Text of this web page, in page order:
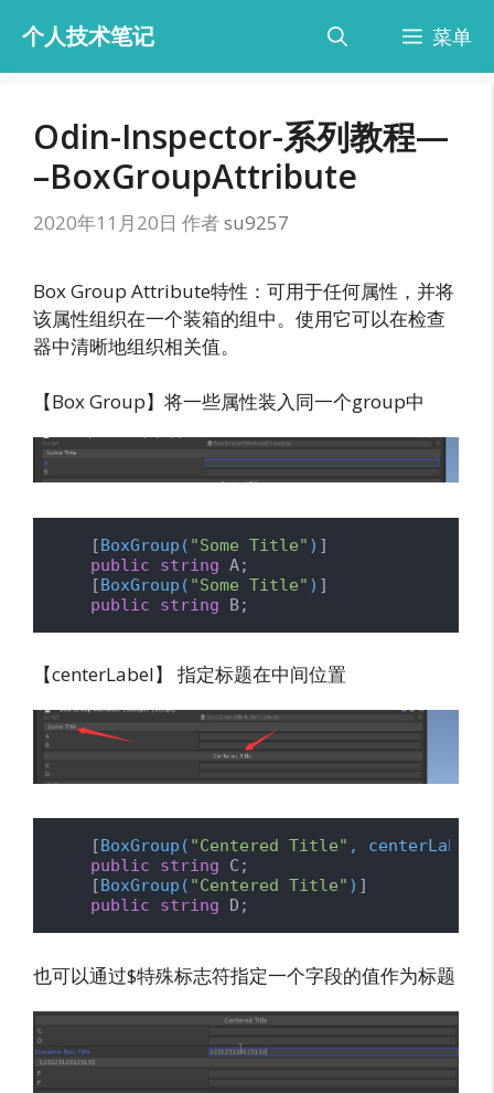
内
个人技术笔记 菜单
Odin-Inspector-系列教程—
–BoxGroupAttribute
2020年11月20日 作者su9257
Box Group Attribute特性：可用于任何属性，并将
该属性组织在一个装箱的组中。使用它可以在检查
器中清晰地组织相关值。
【Box Group】将一些属性装入同一个group中
    [
BoxGroup( "Some Title" ) ]
public
string A;
    [
BoxGroup( "Some Title" ) ]
public
string B;
【centerLabel】 指定标题在中间位置
    [
BoxGroup( "Centered Title" ,
public
string C;
    [
BoxGroup( "Centered Title" ) ]
public
string D;
也可以通过$特殊标志符指定一个字段的值作为标题